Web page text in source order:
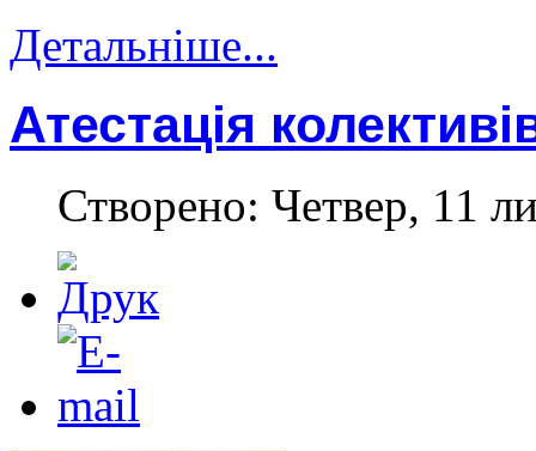
Детальніше...
Атестація
Створено: Четвер, 11